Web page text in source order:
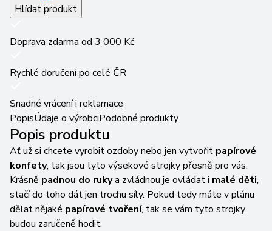
Hlídat produkt
Doprava zdarma od 3 000 Kč
Rychlé doručení po celé ČR
Snadné vrácení i reklamace
PopisÚdaje o výrobciPodobné produkty
Popis produktu
Ať už si chcete vyrobit ozdoby nebo jen vytvořit papírové
konfety, tak jsou tyto výsekové strojky přesně pro vás.
Krásně padnou do rukya zvládnou je ovládat i malé děti,
stačí do toho dát jen trochu síly. Pokud tedy máte v plánu
dělat nějaké papírové tvoření, tak se vám tyto strojky
budou zaručeně hodit.